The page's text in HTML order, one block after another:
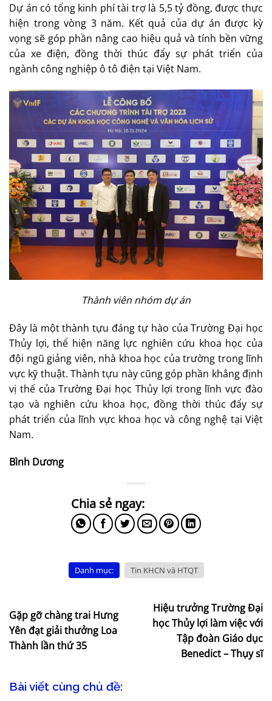
Dự án có tổng kinh phí tài trợ là 5,5 tỷ đồng, được thực
hiện trong vòng 3 năm. Kết quả của dự án được kỳ
vọng sẽ góp phần nâng cao hiệu quả và tính bền vững
của xe điện, đồng thời thúc đẩy sự phát triển của
ngành công nghiệp ô tô điện tại Việt Nam.
Thành viên nhóm dự án
Đây là một thành tựu đáng tự hào của Trường Đại học
Thủy lợi, thể hiện năng lực nghiên cứu khoa học của
đội ngũ giảng viên, nhà khoa học của trường trong lĩnh
vực kỹ thuật. Thành tựu này cũng góp phần khẳng định
vị thế của Trường Đại học Thủy lợi trong lĩnh vực đào
tạo và nghiên cứu khoa học, đồng thời thúc đẩy sự
phát triển của lĩnh vực khoa học và công nghệ tại Việt
Nam.
Bình Dương
Danh mục: Tin KHCN và HTQT
Gặp gỡ chàng trai Hưng
Yên đạt giải thưởng Loa
Thành lần thứ 35
Hiệu trưởng Trường Đại
học Thủy lợi làm việc với
Tập đoàn Giáo dục
Benedict – Thụy sĩ
Bài viết cùng chủ đề: